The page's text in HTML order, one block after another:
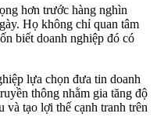
hơn trước hàng nghìn
Họ không chỉ quan tâm
biết doanh nghiệp đó có
lựa chọn đưa tin doanh
thông nhằm gia tăng độ
và tạo lợi thế cạnh tranh trên